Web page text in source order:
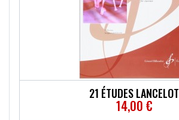
21 ÉTUDES LANCELOT
14,00 €